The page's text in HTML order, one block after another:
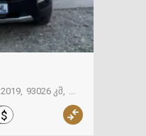
2019 93026 კმ
$